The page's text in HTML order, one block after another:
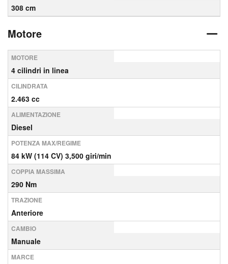
308 cm
Motore
MOTORE
4 cilindri in linea
CILINDRATA
2.463 cc
ALIMENTAZIONE
Diesel
POTENZA MAX/REGIME
84 kW (114 CV) 3,500 giri/min
COPPIA MASSIMA
290 Nm
TRAZIONE
Anteriore
CAMBIO
Manuale
MARCE